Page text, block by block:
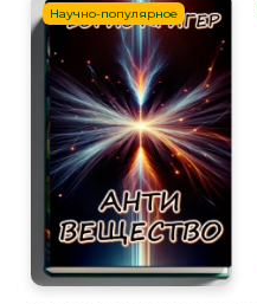
Научно-популярное